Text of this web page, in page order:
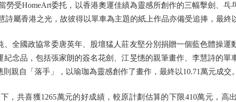
受HomeArt委托，以香港奧運佳績為靈感所創作的三幅擊劍、乓
屬香港之光，故彼得以單車為主題的紙上作品亦備受追捧，最終
國政協常委唐英年、股壇猛人莊友堅分別捐贈一個藍色體操運
念品，包括張家朗的簽名花劍、江旻憓的親筆畫作、李慧詩的單
親自「落手」，以瑜珈為靈感創作了畫作，最終以10.71萬元成交。
共喜獲1265萬元的好成績，較原計劃估算的下限410萬元，高